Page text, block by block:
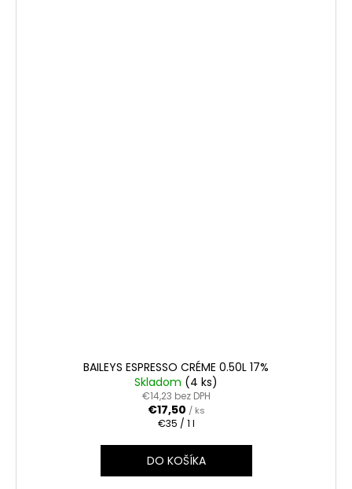
BAILEYS ESPRESSO CRÉME 0.50L 17%
Skladom (4 ks)
€14,23 bez DPH
€17,50 / ks
Jednotková
€35 / 1 l
DO KOŠÍKA